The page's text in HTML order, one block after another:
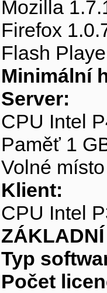
Mozilla
Firefox
Flash
Minimální
Server:
CPU Intel
Paměť 1
Volné
Klient:
CPU Intel
Typ
Počet